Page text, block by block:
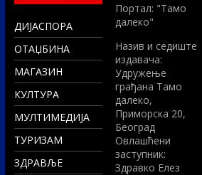
ДИЈАСПОРА
ОТАЏБИНА
МАГАЗИН
КУЛТУРА
МУЛТИМЕДИЈА
ТУРИЗАМ
ЗДРАВЉЕ
Портал: "Тамо
далеко"
Назив и седиште
издавача:
Удружење
грађана Тамо
далеко,
Приморска 20,
Београд
Овлашћени
заступник:
Здравко Елез